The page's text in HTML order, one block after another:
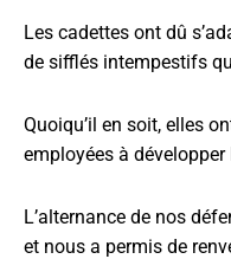
Les cadettes ont dû
de sifflés intempestifs
Quoiqu’il en soit, elles
employées à développer
L’alternance de nos
et nous a permis de